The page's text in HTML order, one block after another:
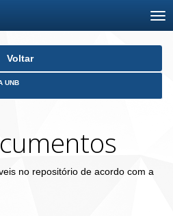
Voltar
UNB
no repositório de acordo com a